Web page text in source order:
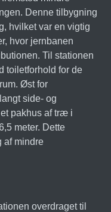
Denne tilbygning
hvilket var en vigtig
hvor jernbanen
Til stationen
toiletforhold for de
Øst for
side- og
pakhus af træ i
meter. Dette
af mindre
overdraget til